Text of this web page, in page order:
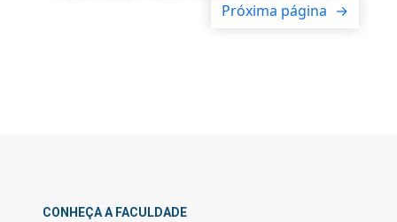
Próxima página →
CONHEÇA A FACULDADE